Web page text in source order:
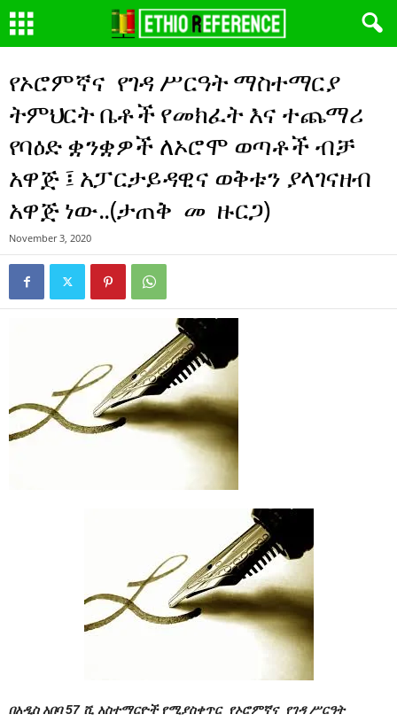
የኦሮምኛና የገዳ ሥርዓት ማስተማርያ
ትምህርት ቤቶች የመክፈት እና ተጨማሪ
የባዕድ ቋንቋዎች ለኦሮሞ ወጣቶች ብቻ
አዋጅ ፤ አፓርታይዳዊና ወቅቱን ያላገናዘብ
አዋጅ ነው..(ታጠቅ መ ዙርጋ)
November 3, 2020
በአዲስ አበባ 57 ሺ አስተማርዮች የሚያስቀጥር የኦሮምኛና የገዳ ሥርዓት